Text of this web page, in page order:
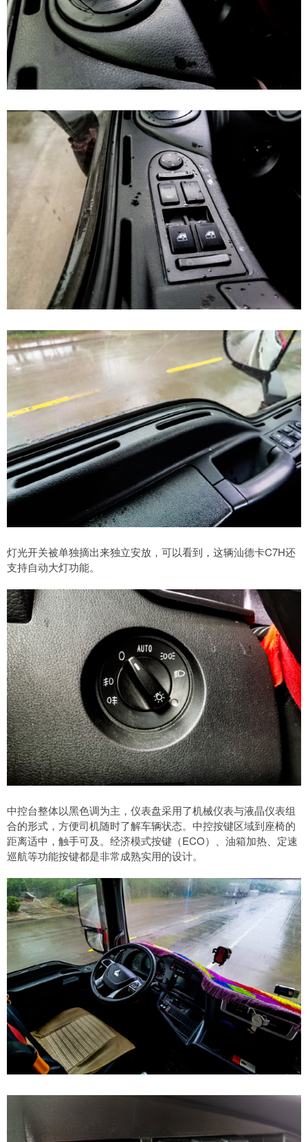
灯光开关被单独摘出来独立安放，可以看到，这辆汕德卡C7H还
支持自动大灯功能。
中控台整体以黑色调为主，仪表盘采用了机械仪表与液晶仪表组
合的形式，方便司机随时了解车辆状态。中控按键区域到座椅的
距离适中，触手可及。经济模式按键（ECO）、油箱加热、定速
巡航等功能按键都是非常成熟实用的设计。